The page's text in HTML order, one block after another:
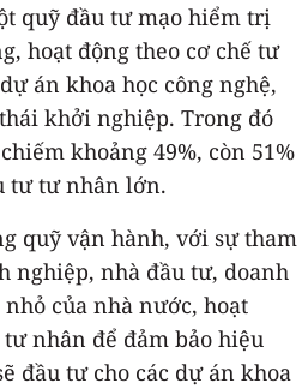
quỹ đầu tư mạo hiểm trị
hoạt động theo cơ chế tư
án khoa học công nghệ,
khởi nghiệp. Trong đó
khoảng 49%, còn 51%
tư tư nhân lớn.
quỹ vận hành, với sự tham
nghiệp, nhà đầu tư, doanh
của nhà nước, hoạt
nhân để đảm bảo hiệu
đầu tư cho các dự án khoa